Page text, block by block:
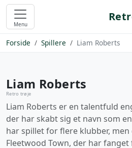
Menu
Forside Spillere Liam Roberts
Liam Roberts
Retro trøje
Liam Roberts er en talentfuld
der har skabt sig et navn som
har spillet for flere klubber,
Fleetwood Town, der har fanget